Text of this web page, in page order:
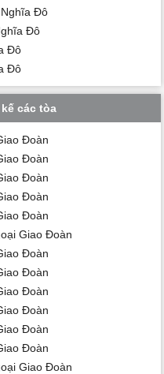
Đô
Đô
Đô
Đô
các tòa
Đoàn
Đoàn
Đoàn
Đoàn
Đoàn
Giao Đoàn
Đoàn
Đoàn
Đoàn
Đoàn
Đoàn
Đoàn
Giao Đoàn